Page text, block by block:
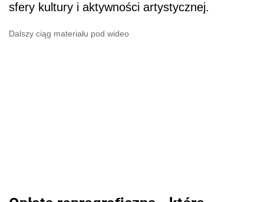
sfery kultury i aktywności artystycznej.
Dalszy ciąg materiału pod wideo